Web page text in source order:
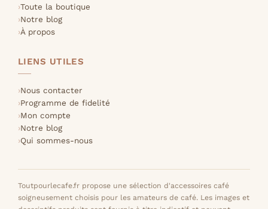
Toute la boutique
Notre blog
À propos
LIENS UTILES
Nous contacter
Programme de fidelité
Mon compte
Notre blog
Qui sommes-nous
Toutpourlecafe.fr propose une sélection d'accessoires café
soigneusement choisis pour les amateurs de café. Les images et